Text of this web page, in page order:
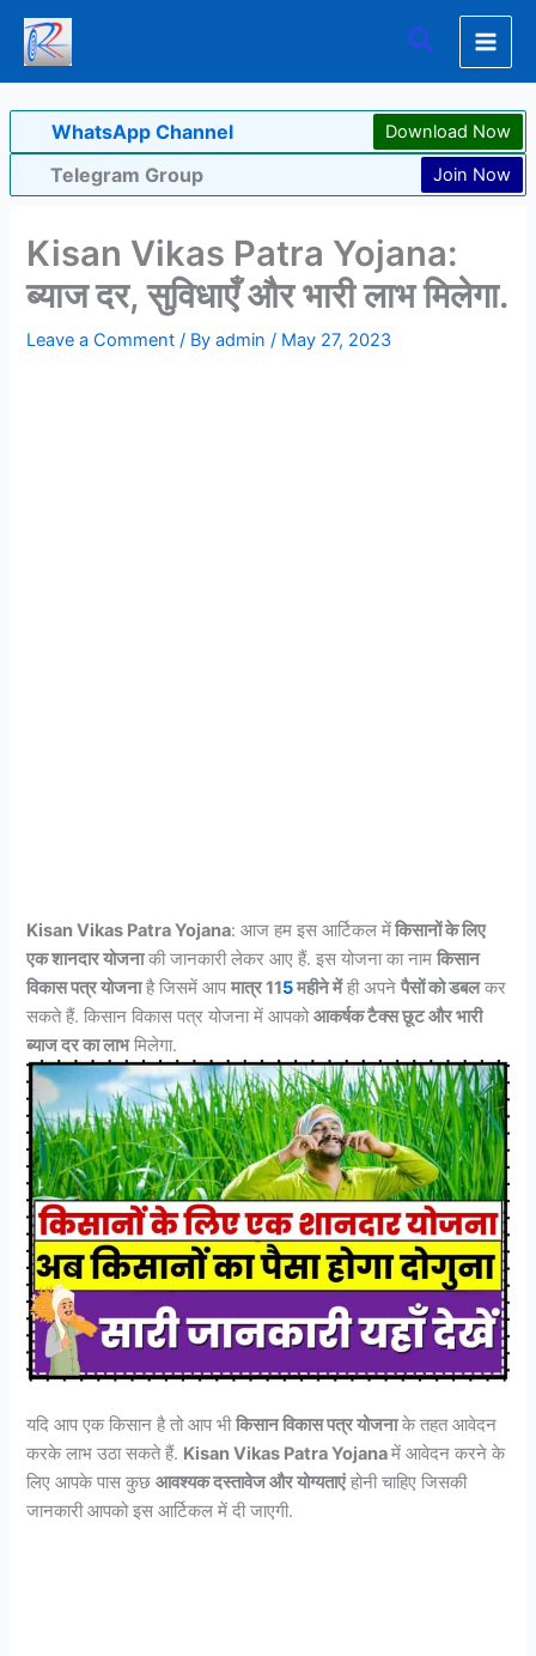
Skip
content
Search
WhatsApp Channel Download Now
Telegram Group Join Now
Kisan Vikas Patra Yojana:
ब्याज दर, सुविधाएँ और भारी लाभ मिलेगा.
Leave a Comment / Byadmin/ May 27, 2023
Kisan Vikas Patra Yojana: आज हम इस आर्टिकल मेंकिसानों के लिए
एक शानदार योजनाकी जानकारी लेकर आए हैं. इस योजना का नामकिसान
विकास पत्र योजनाहै जिसमें आपमात्र 115महीने मेंही अपनेपैसों को डबलकर
सकते हैं. किसान विकास पत्र योजना में आपकोआकर्षक टैक्स छूट और भारी
ब्याज दर का लाभमिलेगा.
यदि आप एक किसान है तो आप भीकिसान विकास पत्र योजनाके तहत आवेदन
करके लाभ उठा सकते हैं. Kisan Vikas Patra Yojanaमें आवेदन करने के
लिए आपके पास कुछआवश्यक दस्तावेज और योग्यताएंहोनी चाहिए जिसकी
जानकारी आपको इस आर्टिकल में दी जाएगी.